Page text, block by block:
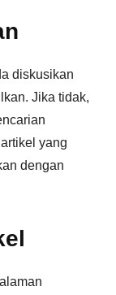
diskusikan
Jika tidak,
yang
dengan